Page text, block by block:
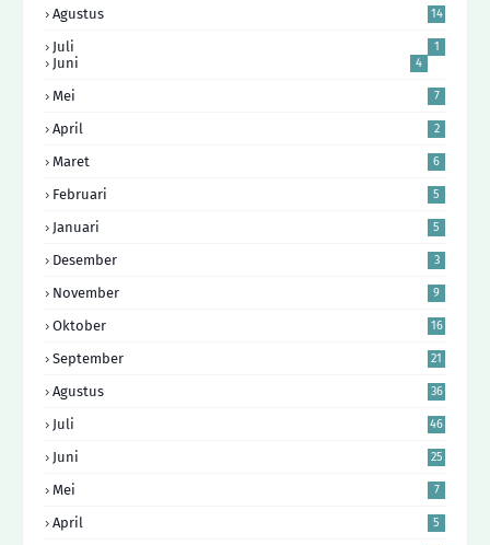
Agustus 14
Juli 1
Juni 4
Mei 7
April 2
Maret 6
Februari 5
Januari 5
Desember 3
November 9
Oktober 16
September 21
Agustus 36
Juli 46
Juni 25
Mei 7
April 5